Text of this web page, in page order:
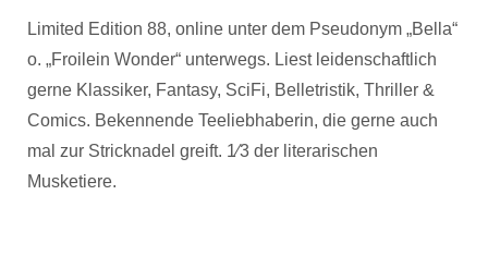
Limited Edition 88, online unter dem Pseudonym „Bella“
o. „Froilein Wonder“ unterwegs. Liest leidenschaftlich
gerne Klassiker, Fantasy, SciFi, Belletristik, Thriller &
Comics. Bekennende Teeliebhaberin, die gerne auch
mal zur Stricknadel greift. 1⁄3 der literarischen
Musketiere.